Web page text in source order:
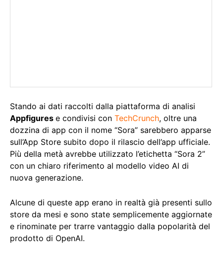
Stando ai dati raccolti dalla piattaforma di analisi
Appfigures e condivisi con TechCrunch, oltre una
dozzina di app con il nome “Sora” sarebbero apparse
sull’App Store subito dopo il rilascio dell’app ufficiale.
Più della metà avrebbe utilizzato l’etichetta “Sora 2”
con un chiaro riferimento al modello video AI di
nuova generazione.
Alcune di queste app erano in realtà già presenti sullo
store da mesi e sono state semplicemente aggiornate
e rinominate per trarre vantaggio dalla popolarità del
prodotto di OpenAI.